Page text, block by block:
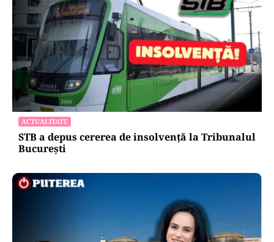
ACTUALITATE
STB a depus cererea de insolvență la Tribunalul
București